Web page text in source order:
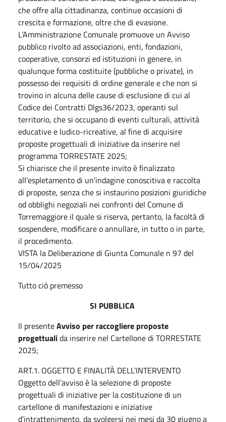
che offre alla cittadinanza, continue occasioni di
crescita e formazione, oltre che di evasione.
L’Amministrazione Comunale promuove un Avviso
pubblico rivolto ad associazioni, enti, fondazioni,
cooperative, consorzi ed istituzioni in genere, in
qualunque forma costituite (pubbliche o private), in
possesso dei requisiti di ordine generale e che non si
trovino in alcuna delle cause di esclusione di cui al
Codice dei Contratti Dlgs36/2023, operanti sul
territorio, che si occupano di eventi culturali, attività
educative e ludico-ricreative, al fine di acquisire
proposte progettuali di iniziative da inserire nel
programma TORRESTATE 2025;
Si chiarisce che il presente invito è finalizzato
all’espletamento di un’indagine conoscitiva e raccolta
di proposte, senza che si instaurino posizioni giuridiche
od obblighi negoziali nei confronti del Comune di
Torremaggiore il quale si riserva, pertanto, la facoltà di
sospendere, modificare o annullare, in tutto o in parte,
il procedimento.
VISTA la Deliberazione di Giunta Comunale n 97 del
15/04/2025
Tutto ciò premesso
SI PUBBLICA
Il presenteAvviso per raccogliere proposte
progettualida inserire nel Cartellone di TORRESTATE
2025;
ART.1. OGGETTO E FINALITÀ DELL’INTERVENTO
Oggetto dell’avviso è la selezione di proposte
progettuali di iniziative per la costituzione di un
cartellone di manifestazioni e iniziative
d’intrattenimento, da svolgersi nei mesi da 30 giugno a